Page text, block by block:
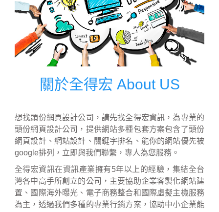
關於全得宏 About US
想找頭份網頁設計公司，請先找全得宏資訊，為專業的
頭份網頁設計公司，提供網站多種包套方案包含了頭份
網頁設計、網站設計、關鍵字排名、能你的網站優先被
google排列，立即與我們聯繫，專人為您服務。
全得宏資訊在資訊產業擁有5年以上的經驗，集結全台
灣各中高手所創立的公司，主要協助企業客製化網站建
置、國際海外曝光、電子商務整合和國際虛擬主機服務
為主，透過我們多種的專業行銷方案，協助中小企業能